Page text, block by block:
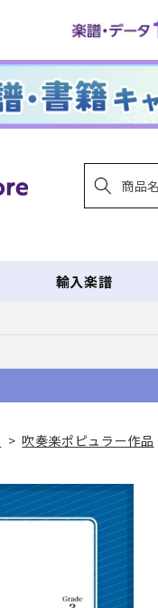
輸入楽譜
> 吹奏楽ポピュラー作品